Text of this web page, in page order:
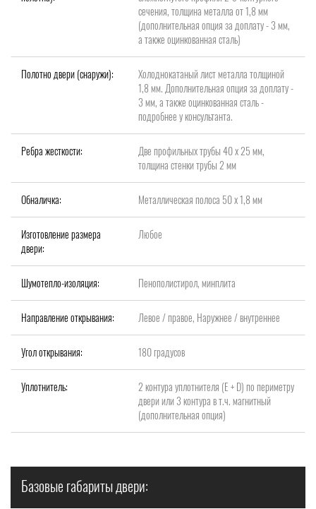
сечения, толщина металла от 1,8 мм
(дополнительная опция за доплату - 3 мм,
а также оцинкованная сталь)
Полотно двери (снаружи):
Холоднокатаный лист металла толщиной
1,8 мм. Дополнительная опция за доплату -
3 мм, а также оцинкованная сталь -
подробнее у консультанта.
Ребра жесткости:
Две профильных трубы 40 х 25 мм,
толщина стенки трубы 2 мм
Обналичка: Металлическая полоса 50 х 1,8 мм
Изготовление размера
двери:
Любое
Шумотепло-изоляция: Пенополистирол, минплита
Направление открывания: Левое / правое, Наружнее / внутреннее
Угол открывания: 180 градусов
Уплотнитель:
2 контура уплотнителя (Е + D) по периметру
двери или 3 контура в т.ч. магнитный
(дополнительная опция)
Базовые габариты двери: